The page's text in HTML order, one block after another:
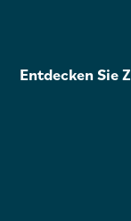
Entdecken Sie